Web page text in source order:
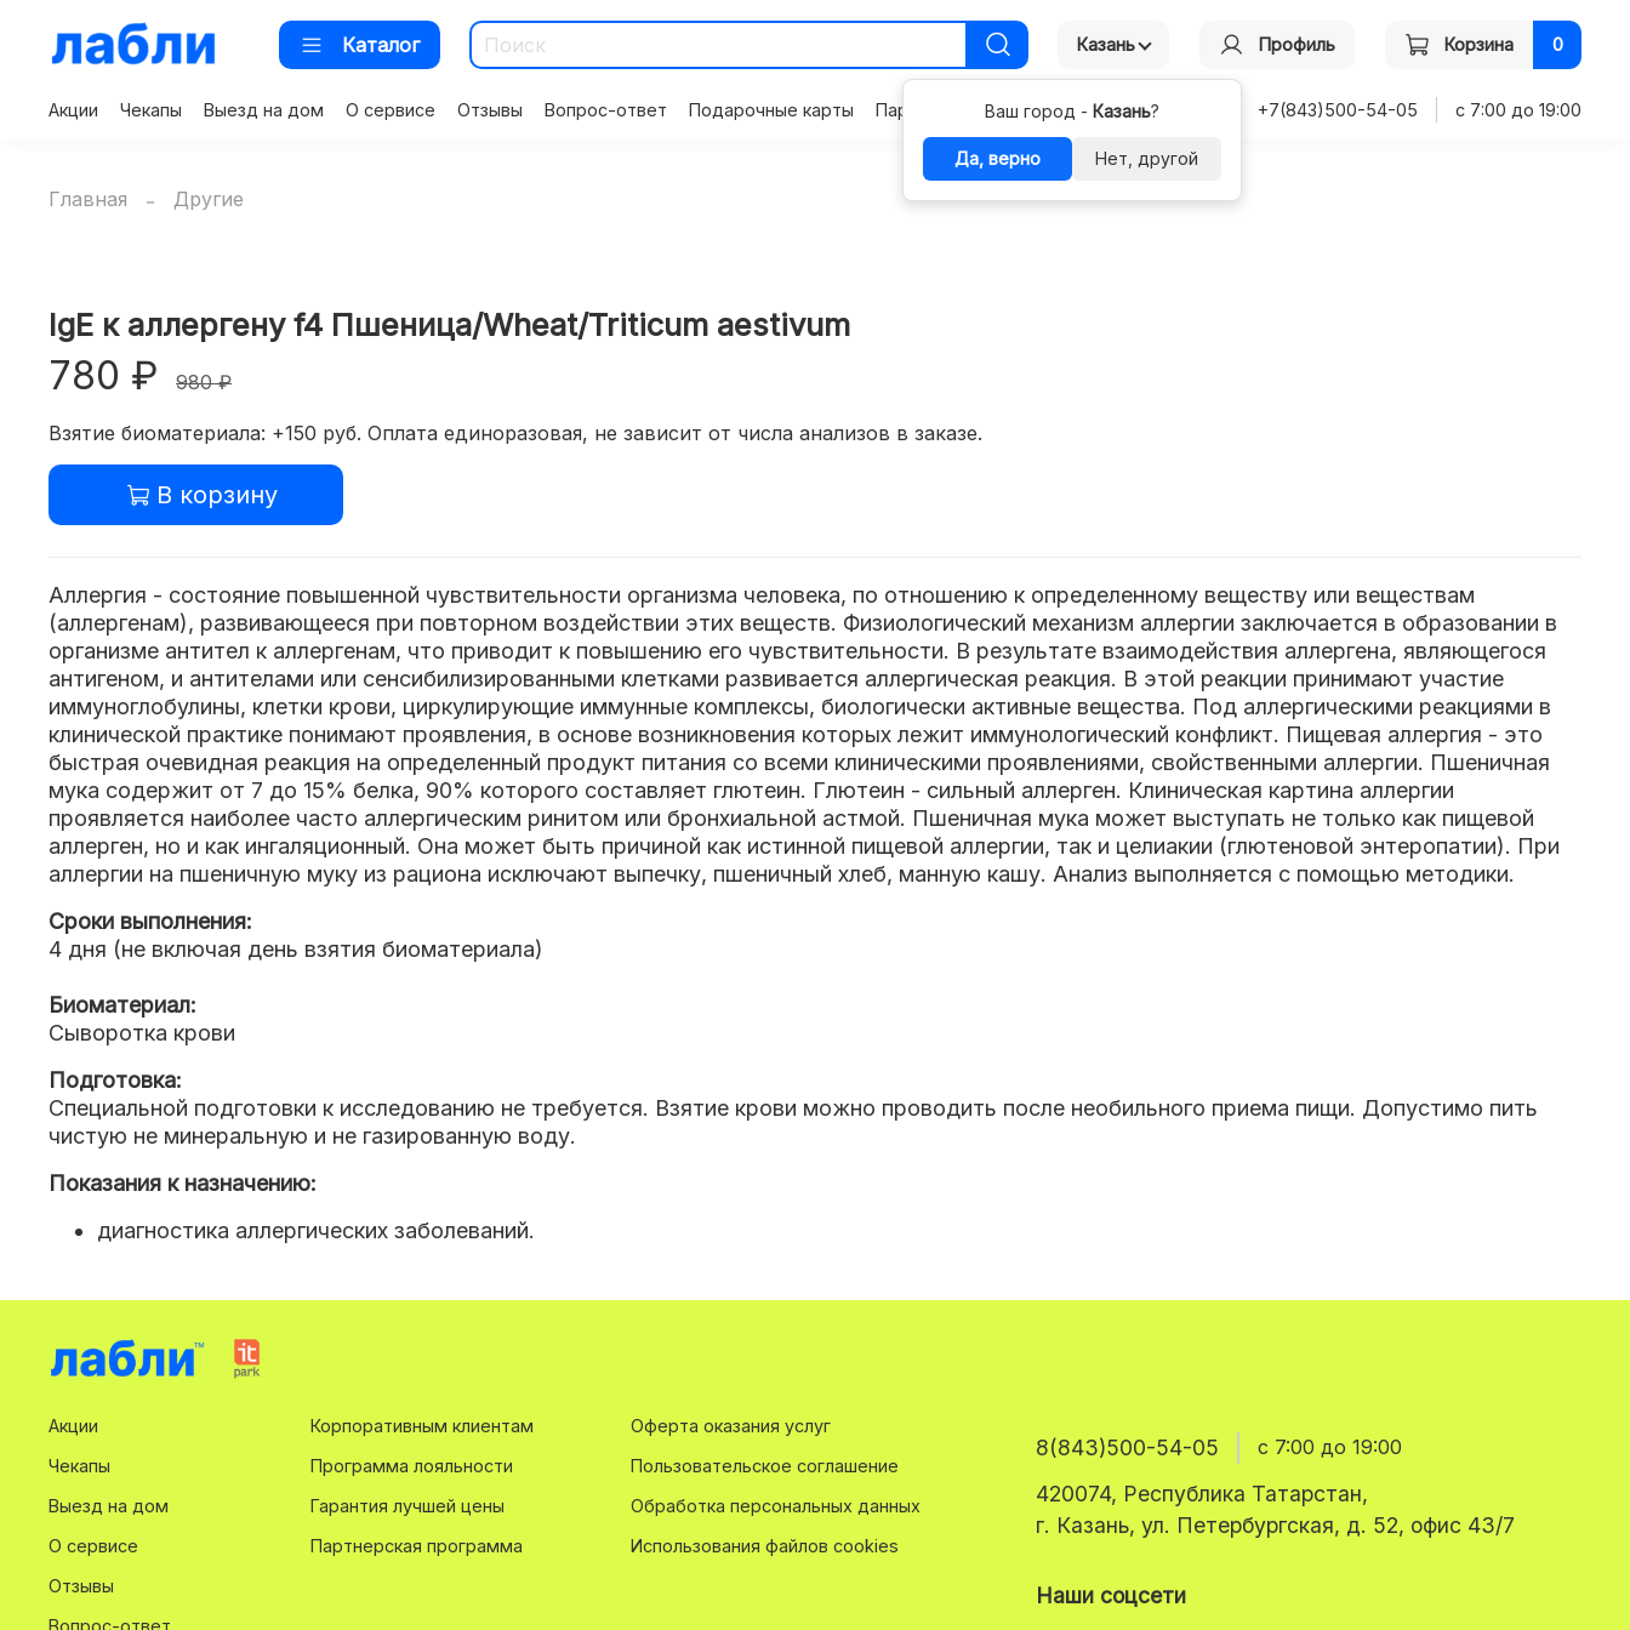
Каталог Казань
Ваш город - Казань?
Да, верно Нет, другой
Профиль Корзина 0
Акции Чекапы Выезд на дом О сервисе Отзывы Вопрос-ответ Подарочные карты Партнерам Контакты +7(843)500-54-05 с 7:00 до 19:00
Главная Другие
IgE к аллергену f4 Пшеница/Wheat/Triticum aestivum
780 ₽ 980 ₽
Взятие биоматериала: +150 руб. Оплата единоразовая, не зависит от числа анализов в заказе.
В корзину
Аллергия - состояние повышенной чувствительности организма человека, по отношению к определенному веществу или веществам
(аллергенам), развивающееся при повторном воздействии этих веществ. Физиологический механизм аллергии заключается в образовании в
организме антител к аллергенам, что приводит к повышению его чувствительности. В результате взаимодействия аллергена, являющегося
антигеном, и антителами или сенсибилизированными клетками развивается аллергическая реакция. В этой реакции принимают участие
иммуноглобулины, клетки крови, циркулирующие иммунные комплексы, биологически активные вещества. Под аллергическими реакциями в
клинической практике понимают проявления, в основе возникновения которых лежит иммунологический конфликт. Пищевая аллергия - это
быстрая очевидная реакция на определенный продукт питания со всеми клиническими проявлениями, свойственными аллергии. Пшеничная
мука содержит от 7 до 15% белка, 90% которого составляет глютеин. Глютеин - сильный аллерген. Клиническая картина аллергии
проявляется наиболее часто аллергическим ринитом или бронхиальной астмой. Пшеничная мука может выступать не только как пищевой
аллерген, но и как ингаляционный. Она может быть причиной как истинной пищевой аллергии, так и целиакии (глютеновой энтеропатии). При
аллергии на пшеничную муку из рациона исключают выпечку, пшеничный хлеб, манную кашу. Анализ выполняется с помощью методики.
Сроки выполнения:
4 дня (не включая день взятия биоматериала)
Биоматериал:
Сыворотка крови
Подготовка:
Специальной подготовки к исследованию не требуется. Взятие крови можно проводить после необильного приема пищи. Допустимо пить
чистую не минеральную и не газированную воду.
Показания к назначению:
диагностика аллергических заболеваний.
Акции
Чекапы
Выезд на дом
О сервисе
Отзывы
Вопрос-ответ
Корпоративным клиентам
Программа лояльности
Гарантия лучшей цены
Партнерская программа
Оферта оказания услуг
Пользовательское соглашение
Обработка персональных данных
Использования файлов cookies
8(843)500-54-05 с 7:00 до 19:00
420074, Республика Татарстан,
г. Казань, ул. Петербургская, д. 52, офис 43/7
Наши соцсети